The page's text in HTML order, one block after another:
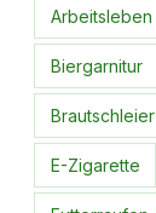
Arbeitsleben
Biergarnitur
Brautschleier
E-Zigarette